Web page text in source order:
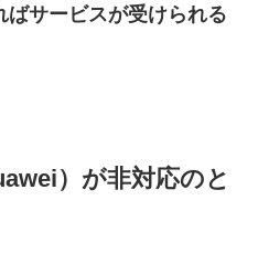
サービスが受けられる
）が非対応のと